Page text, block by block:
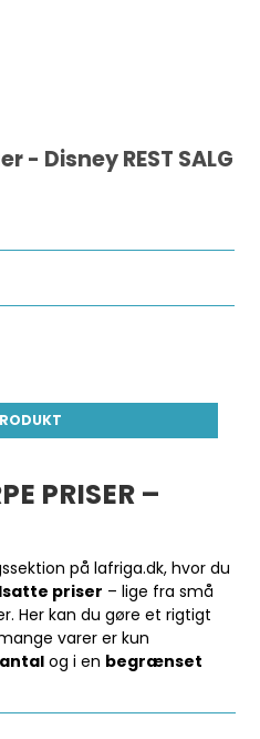
Disney REST SALG
PRISER –
på lafriga.dk, hvor du
priser – lige fra små
Her kan du gøre et rigtigt
varer er kun
og i en begrænset